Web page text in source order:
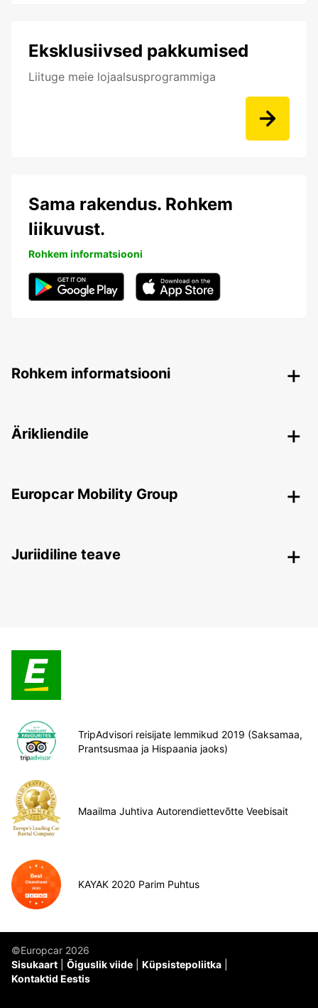
Eksklusiivsed pakkumised
Liituge meie lojaalsusprogrammiga
Sama rakendus. Rohkem
liikuvust.
Rohkem informatsiooni
Rohkem informatsiooni
Ärikliendile
Europcar Mobility Group
Juriidiline teave
TripAdvisori reisijate lemmikud 2019 (Saksamaa,
Prantsusmaa ja Hispaania jaoks)
Maailma Juhtiva Autorendiettevõtte Veebisait
KAYAK 2020 Parim Puhtus
©Europcar 2026
Sisukaart
Õiguslik viide
Küpsistepoliitka
Kontaktid Eestis